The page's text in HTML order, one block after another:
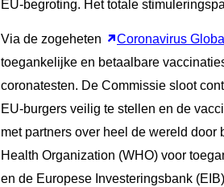
EU-begroting. Het totale
Via de zogeheten Coronavirus
toegankelijke en betaalbare
coronatesten. De Commissie sloot
EU-burgers veilig te stellen en de
met partners over heel de wereld
Health Organization (WHO) voor
en de Europese Investeringsbank